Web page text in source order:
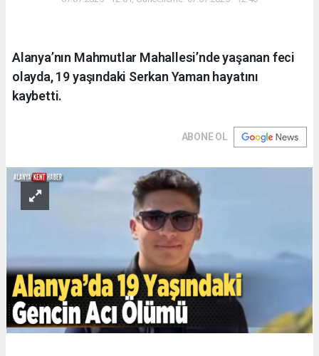
Alanya’nın Mahmutlar Mahallesi’nde yaşanan feci
olayda, 19 yaşındaki Serkan Yaman hayatını
kaybetti.
ABONE OL